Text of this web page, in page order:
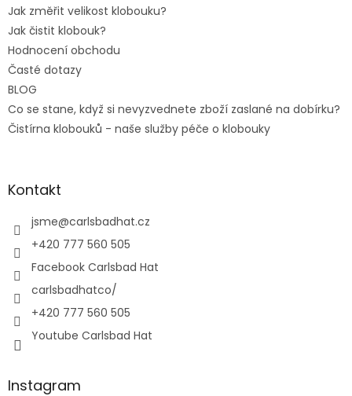
Jak změřit velikost klobouku?
Jak čistit klobouk?
Hodnocení obchodu
Časté dotazy
BLOG
Co se stane, když si nevyzvednete zboží zaslané na dobírku?
Čistírna klobouků - naše služby péče o klobouky
Kontakt
jsme@carlsbadhat.cz
+420 777 560 505
Facebook Carlsbad Hat
carlsbadhatco/
+420 777 560 505
Youtube Carlsbad Hat
Instagram